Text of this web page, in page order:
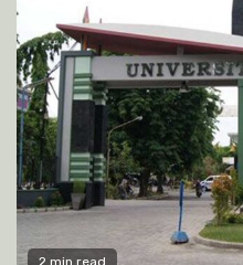
2 min read